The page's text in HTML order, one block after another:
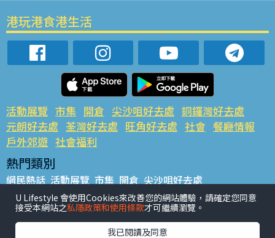
港玩港食港生活
活動展覽 市集 開倉 尖沙咀好去處 銅鑼灣好去處
元朗好去處 荃灣好去處 旺角好去處 社會 餐廳情報
戶外郊遊 社會福利
熱門類別
網民熱話 活動展覽 市集 開倉 尖沙咀好去處
銅鑼灣好去處 元朗好去處 荃灣好去處 旺角好去處 社會
餐廳情報 戶外郊遊
熱門標籤
U Lifestyle 會使用Cookies來改善您的網站體驗，請確定您同意
接受本網站之私隱政策和使用條款才可繼續瀏覽。
我已閱讀及同意